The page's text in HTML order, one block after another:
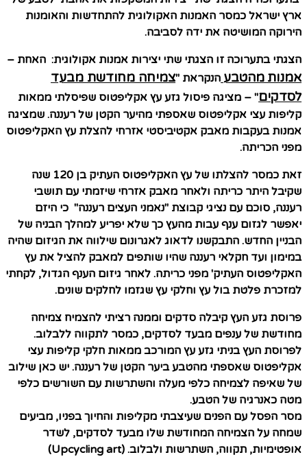
ארץ ישראל כמסר האמנות האקולוגית להתחדשות והאומנות
הירוקה המושיטה את ידה לסביבה.
הצגתי בתערוכה זו הצגתי שתי יצירות אמנות אקולוגית: האחת –
אמנות מהטבע הנקראת "צמיחה מחודשת מבעד
לסדקים" – מציגה פיסול גזע עץ אקליפטוס שפיסלתי ממאות
קליפות עצי אקליפטוס שאספתי מהיער הקטן של רעננה. שמציגה
אמנות בעקבות מאבק אקטיביסטי אזרחי להצלת עץ האקליפטוס
מפני הכריתה.
זאת כמסר להצלתו של עץ האקליפטוס העתיק בן 120 שנה
שקיבל היתר כריתה ולאחר מאבק אזרחי שיזמתי עם תושבי
רעננה, סוכם עם נציגי קבוצת "נאמני העצים רעננה" כי היזם
יאפשר לגזום ענף עבות מהעץ כך שלא יפריע למהלך הבניה של
הבניין החדש. התבקשנו לדאוג לאגרונום שילווה את הגיזום שהיה
במימון ועד חקלאי רעננה שהיו שותפים למאבק להציל את עץ
האקליפטוס העתיק' מפני כריתה. לאחר גיזום הענף הגדול, לקחתי
למזכרת פלטת בול עץ וחלקי עץ שגזמו לחלקים שונים.
פרוסת גזע העץ קיבלה סדקים וממנה רציתי להצמיח צמיחה
מחודשת של ענפים מבעד לסדקים, כמסר לתקווה ללבלוב.
לפרוסת העץ בניתי גזע עץ המורכב ממאות חלקי קליפות עצי
אקליפטוס שאספתי מהטבע ביער הקטן של רעננה. יש כאן שילוב
של שאיפה לצמיחה כלפי מעלה והשתרשות עם השורשים כלפי
מטה כאנרגיה של הטבע.
מסר הפסל עם הפנים שעיצבתי מקליפות והחיוך בפניו, מביעים
שמחה על הצמיחה המחודשת שלו מבעד לסדקים, לשדר
אופטימיות, תקווה, השתרשות ולבלוב. (Upcycling art)